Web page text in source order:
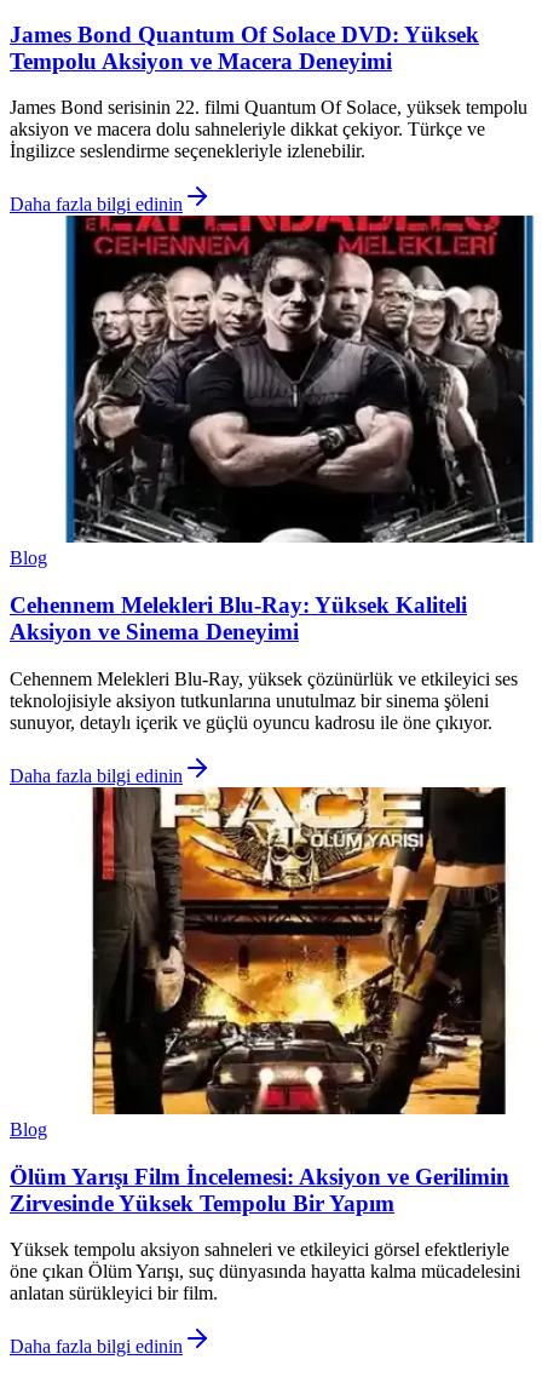
James Bond Quantum Of Solace DVD: Yüksek
Tempolu Aksiyon ve Macera Deneyimi
James Bond serisinin 22. filmi Quantum Of Solace, yüksek tempolu
aksiyon ve macera dolu sahneleriyle dikkat çekiyor. Türkçe ve
İngilizce seslendirme seçenekleriyle izlenebilir.
Daha fazla bilgi edinin
Blog
Cehennem Melekleri Blu-Ray: Yüksek Kaliteli
Aksiyon ve Sinema Deneyimi
Cehennem Melekleri Blu-Ray, yüksek çözünürlük ve etkileyici ses
teknolojisiyle aksiyon tutkunlarına unutulmaz bir sinema şöleni
sunuyor, detaylı içerik ve güçlü oyuncu kadrosu ile öne çıkıyor.
Daha fazla bilgi edinin
Blog
Ölüm Yarışı Film İncelemesi: Aksiyon ve Gerilimin
Zirvesinde Yüksek Tempolu Bir Yapım
Yüksek tempolu aksiyon sahneleri ve etkileyici görsel efektleriyle
öne çıkan Ölüm Yarışı, suç dünyasında hayatta kalma mücadelesini
anlatan sürükleyici bir film.
Daha fazla bilgi edinin